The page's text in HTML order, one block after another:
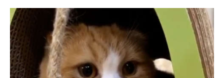
pecodogs
いぬ部をフォロー
pecocats
ねこ部をフォロー